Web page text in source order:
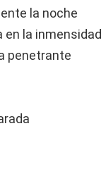
la noche
en la inmensidad
penetrante